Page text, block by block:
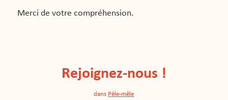
Merci de votre compréhension.
Rejoignez-nous !
dans Pêle-mêle